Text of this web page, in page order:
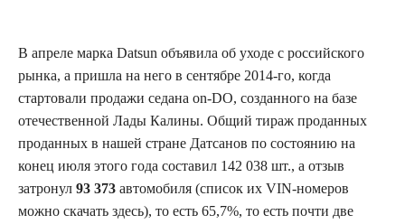
В апреле марка Datsun объявила об уходе с российского
рынка, а пришла на него в сентябре 2014-го, когда
стартовали продажи седана on-DO, созданного на базе
отечественной Лады Калины. Общий тираж проданных
проданных в нашей стране Датсанов по состоянию на
конец июля этого года составил 142 038 шт., а отзыв
затронул 93 373 автомобиля (список их VIN-номеров
можно скачать здесь), то есть 65,7%, то есть почти две